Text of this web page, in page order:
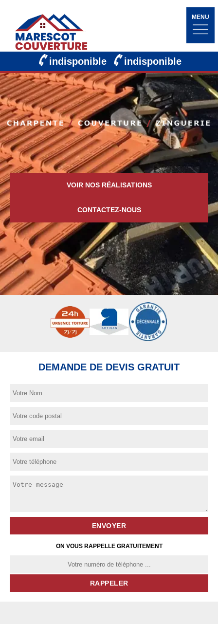
MENU
indisponible indisponible
VOIR NOS RÉALISATIONS
CONTACTEZ-NOUS
DEMANDE DE DEVIS GRATUIT
ON VOUS RAPPELLE GRATUITEMENT